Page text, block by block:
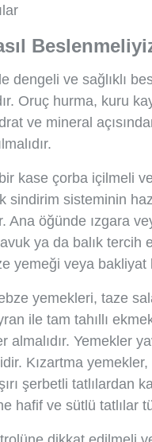
dengeli ve sağlıklı
Oruç hurma, kuru
ve mineral
kase çorba içilmeli
sindirim sisteminin
Ana öğünde ızgara
ya da balık tercih
yemeği veya bakliyat
yemekleri, taze
ile tam tahıllı
almalıdır. Yemekler
Kızartma yemekler,
şerbetli tatlılardan
hafif ve sütlü tatlılar